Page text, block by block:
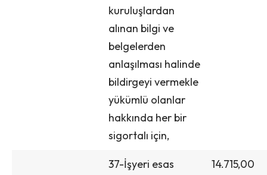
kuruluşlardan
alınan bilgi ve
belgelerden
anlaşılması halinde
bildirgeyi vermekle
yükümlü olanlar
hakkında her bir
sigortalı için,
37-İşyeri esas
14.715,00